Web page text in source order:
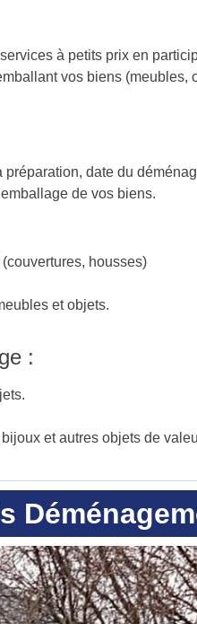
à petits prix en
vos biens
date du
de vos biens.
housses)
et objets.
:
et autres objets de